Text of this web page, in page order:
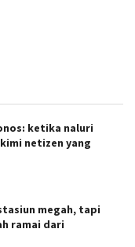
ketika naluri
netizen yang
megah, tapi
ramai dari